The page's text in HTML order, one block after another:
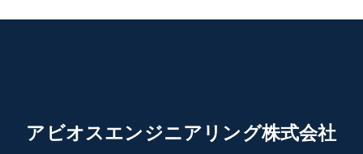
アビオスエンジニアリング株式会社